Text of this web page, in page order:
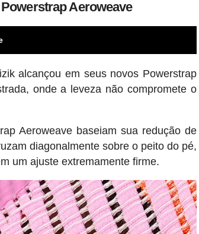
Aeroweave
alcançou em seus novos Powerstrap
onde a leveza não compromete o
Aeroweave baseiam sua redução de
diagonalmente sobre o peito do pé,
um ajuste extremamente firme.